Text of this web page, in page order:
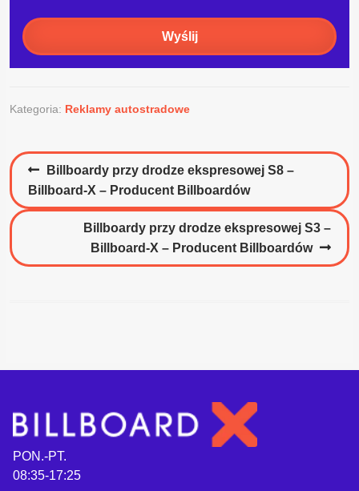
Wyślij
Kategoria: Reklamy autostradowe
Nawigacja
wpisu
Poprzedni
wpis:
Billboardy przy drodze ekspresowej S8 –
Billboard-X – Producent Billboardów
Następny
wpis:
Billboardy przy drodze ekspresowej S3 –
Billboard-X – Producent Billboardów
PON.-PT.
08:35-17:25